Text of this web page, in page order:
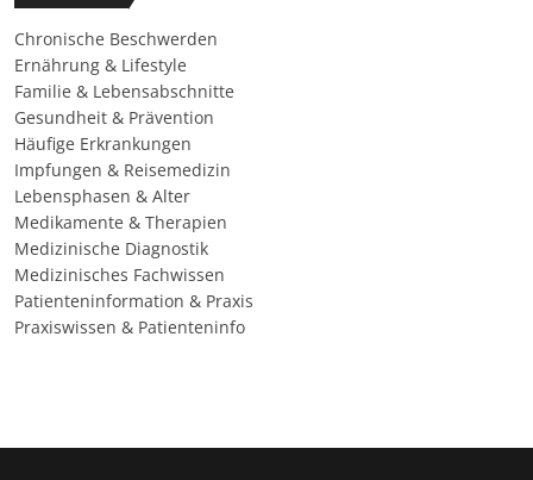
Chronische Beschwerden
Ernährung & Lifestyle
Familie & Lebensabschnitte
Gesundheit & Prävention
Häufige Erkrankungen
Impfungen & Reisemedizin
Lebensphasen & Alter
Medikamente & Therapien
Medizinische Diagnostik
Medizinisches Fachwissen
Patienteninformation & Praxis
Praxiswissen & Patienteninfo